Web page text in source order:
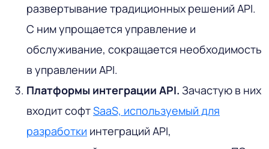
развертывание традиционных решений API.
С ним упрощается управление и
обслуживание, сокращается необходимость
в управлении API.
Платформы интеграции API. Зачастую в них
входит софтSaaS, используемый для
разработки интеграций API,